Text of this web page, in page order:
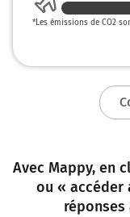
*Les émissions de CO2
Avec Mappy, en
ou « accéder